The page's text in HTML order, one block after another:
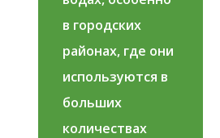
в городских
районах, где они
используются в
больших
количествах